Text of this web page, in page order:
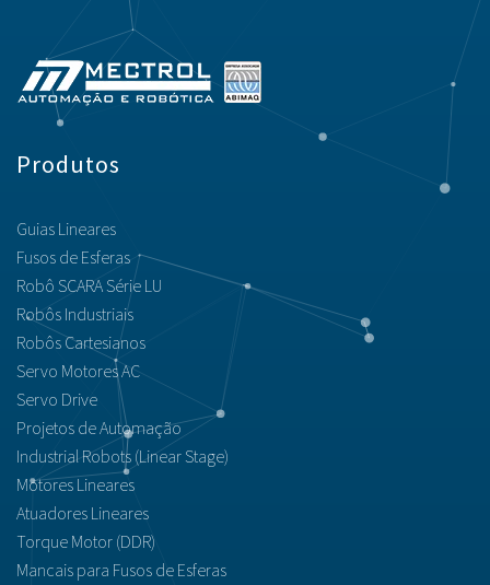
Produtos
Guias Lineares
Fusos de Esferas
Robô SCARA Série LU
Robôs Industriais
Robôs Cartesianos
Servo Motores AC
Servo Drive
Projetos de Automação
Industrial Robots (Linear Stage)
Motores Lineares
Atuadores Lineares
Torque Motor (DDR)
Mancais para Fusos de Esferas